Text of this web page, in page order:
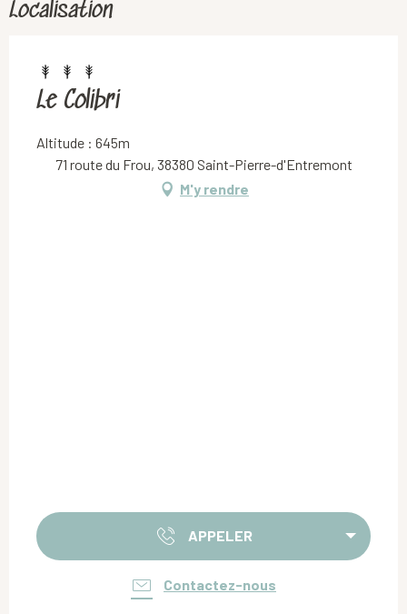
Localisation
Le Colibri
Altitude : 645m
71 route du Frou, 38380 Saint-Pierre-d'Entremont
M'y rendre
APPELER
Contactez-nous